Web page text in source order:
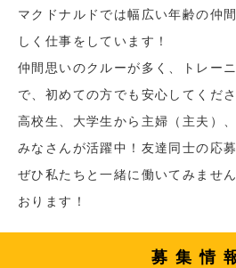
マクドナルドでは幅広い年齢の仲
しく仕事をしています！
仲間思いのクルーが多く、トレー
で、初めての方でも安心してくださ
高校生、大学生から主婦（主夫）
みなさんが活躍中！友達同士の応
ぜひ私たちと一緒に働いてみませ
おります！
募集情